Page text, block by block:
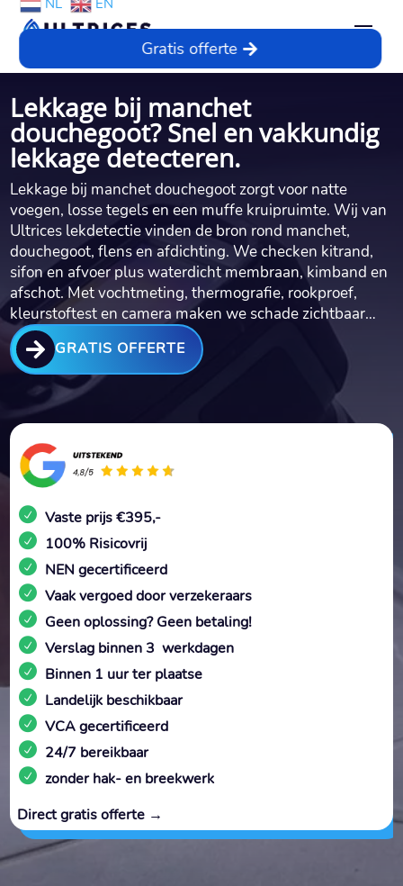
NL EN
Gratis offerte
Lekkage bij manchet
douchegoot? Snel en vakkundig
lekkage detecteren.
Lekkage bij manchet douchegoot zorgt voor natte
voegen, losse tegels en een muffe kruipruimte.​ Wij van
Ultrices lekdetectie vinden de bron rond manchet,
douchegoot, flens en afdichting.​ We checken kitrand,
sifon en afvoer plus waterdicht membraan, kimband en
afschot.​ Met vochtmeting, thermografie, rookproef,
kleurstoftest en camera maken we schade zichtbaar…
 GRATIS OFFERTE
Vaste prijs €395,-
100% Risicovrij
NEN gecertificeerd
Vaak vergoed door verzekeraars
Geen oplossing? Geen betaling!
Verslag binnen 3 werkdagen
Binnen 1 uur ter plaatse
Landelijk beschikbaar
VCA gecertificeerd
24/7 bereikbaar
zonder hak- en breekwerk
Direct gratis offerte →